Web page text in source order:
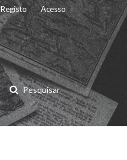
Pesquisar
Registo Acesso